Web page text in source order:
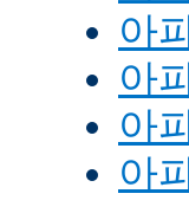
아
아
아
아